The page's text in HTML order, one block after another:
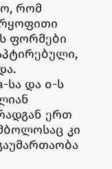
რომ
ფორმები
სა და o-ს
ერთ
კი